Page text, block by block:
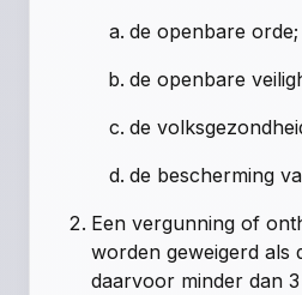
de openbare orde;
de openbare
de
de bescherming
Een vergunning of
worden geweigerd als
daarvoor minder dan